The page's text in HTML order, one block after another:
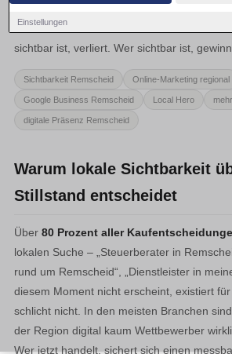
Einstellungen
entscheiden dort in Sekunden. Wer in
sichtbar ist, verliert. Wer sichtbar ist,
Sichtbarkeit Remscheid Online-Marketing regional
Google Business Remscheid Local Hero
digitale Präsenz Remscheid
Warum lokale Sichtbarkeit
Stillstand entscheidet
Über 80 Prozent aller
lokalen Suche – „Steuerberater in
rund um Remscheid“, „Dienstleister in
diesem Moment nicht erscheint, existiert
schlicht nicht. In den meisten Branchen
der Region digital kaum Wettbewerber
Wer jetzt handelt, sichert sich einen